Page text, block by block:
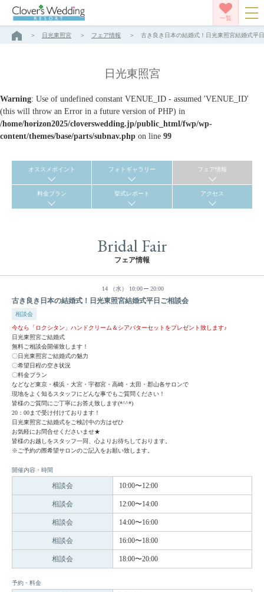
一覧
日光東照宮 フェア情報 古き良き日本の結婚式！日光東照宮結婚式平
日光東照宮
Warning: Use of undefined constant VENUE_ID - assumed 'VENUE_ID'
(this will throw an Error in a future version of PHP) in
/home/horizon2025/cloverswedding.jp/public_html/fwp/wp-
content/themes/base/parts/subnav.php on line 99
オススメポイント フォトギャラリー フェア情報
料金プラン 挙式レポート アクセス
Bridal Fair
フェア情報
14 （水） 10:00 20:00
古き良き日本の結婚式！日光東照宮結婚式平日ご相談会
相談会
今なら「ロクシタン」ハンドクリーム＆シアバターセットをプレゼント致します♪
日光東照宮ご結婚式
無料ご相談会開催致します！
〇日光東照宮ご結婚式の魅力
〇希望日程の空き状況
〇料金プラン
などなど東京・横浜・大宮・宇都宮・高崎・太田・郡山各サロンで
現地をよく知るスタッフにどんな事でもご質問ください！
皆様のご質問にご丁寧にお答え致します(*^^*)
20：00まで受け付けております！
日光東照宮ご結婚式をご検討中の方はぜひ
お気軽にお問合せくださいませ★
皆様のお越しをスタッフ一同、心よりお待ちしております。
※ご予約の際希望サロンのご記入をお願い致します。
開催内容・時間
相談会 10:00〜12:00
相談会 12:00〜14:00
相談会 14:00〜16:00
相談会 16:00〜18:00
相談会 18:00〜20:00
予約・料金